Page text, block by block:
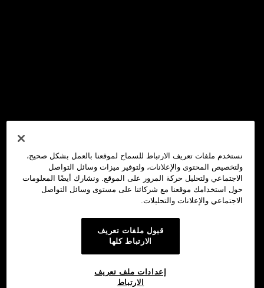
نستخدم ملفات تعريف الارتباط للسماح لموقعنا بالعمل بشكل صحيح،
ولتخصيص المحتوى والإعلانات، ولتوفير ميزات وسائل التواصل
الاجتماعي ولتحليل حركة المرور على الموقع. ونشارك أيضًا المعلومات
حول استخدامك موقعنا مع شركائنا على مستوى وسائل التواصل
الاجتماعي والإعلانات والتحليلات.
قبول ملفات تعريف
الارتباط كلها
إعدادات ملف تعريف
الارتباط